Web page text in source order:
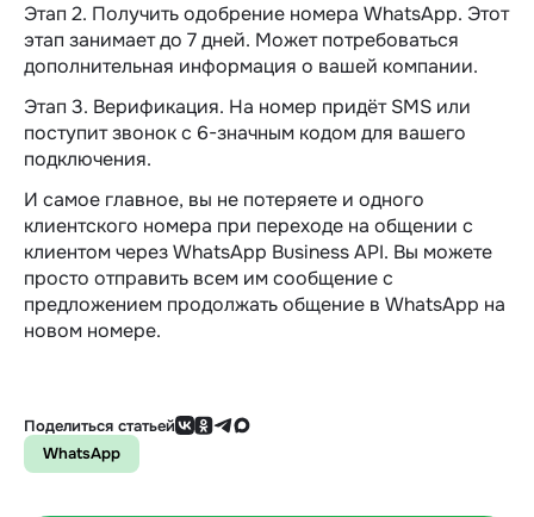
Этап 2. Получить одобрение номера WhatsApp. Этот
этап занимает до 7 дней. Может потребоваться
дополнительная информация о вашей компании.
Этап 3. Верификация. На номер придёт SMS или
поступит звонок с 6-значным кодом для вашего
подключения.
И самое главное, вы не потеряете и одного
клиентского номера при переходе на общении с
клиентом через WhatsApp Business API. Вы можете
просто отправить всем им сообщение с
предложением продолжать общение в WhatsApp на
новом номере.
Поделиться статьей
WhatsApp